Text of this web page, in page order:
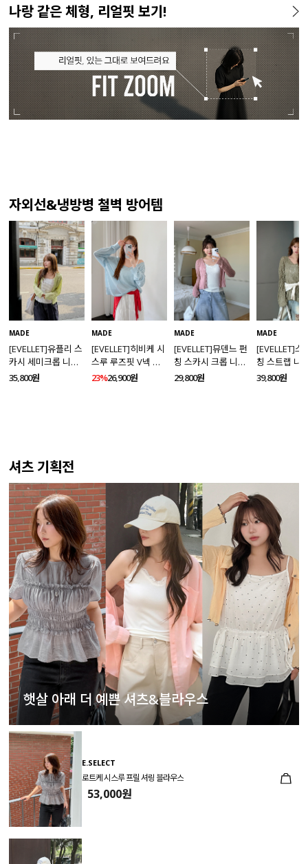
나랑 같은 체형, 리얼핏 보기!
자외선&냉방병 철벽 방어템
MADE
[EVELLET]유플리 스
카시 세미크롭 니트
가디건
35,800원
MADE
[EVELLET]히비케 시
스루 루즈핏 V넥 니
트
23%26,900원
MADE
[EVELLET]뮤덴느 펀
칭 스카시 크롭 니트
가디건
29,800원
MADE
[EVELLET]스
칭 스트랩 니
39,800원
셔츠 기획전
햇살 아래 더 예쁜 셔츠&블라우스
E.SELECT
로트케 시스루 프릴 셔링 블라우스
53,000원